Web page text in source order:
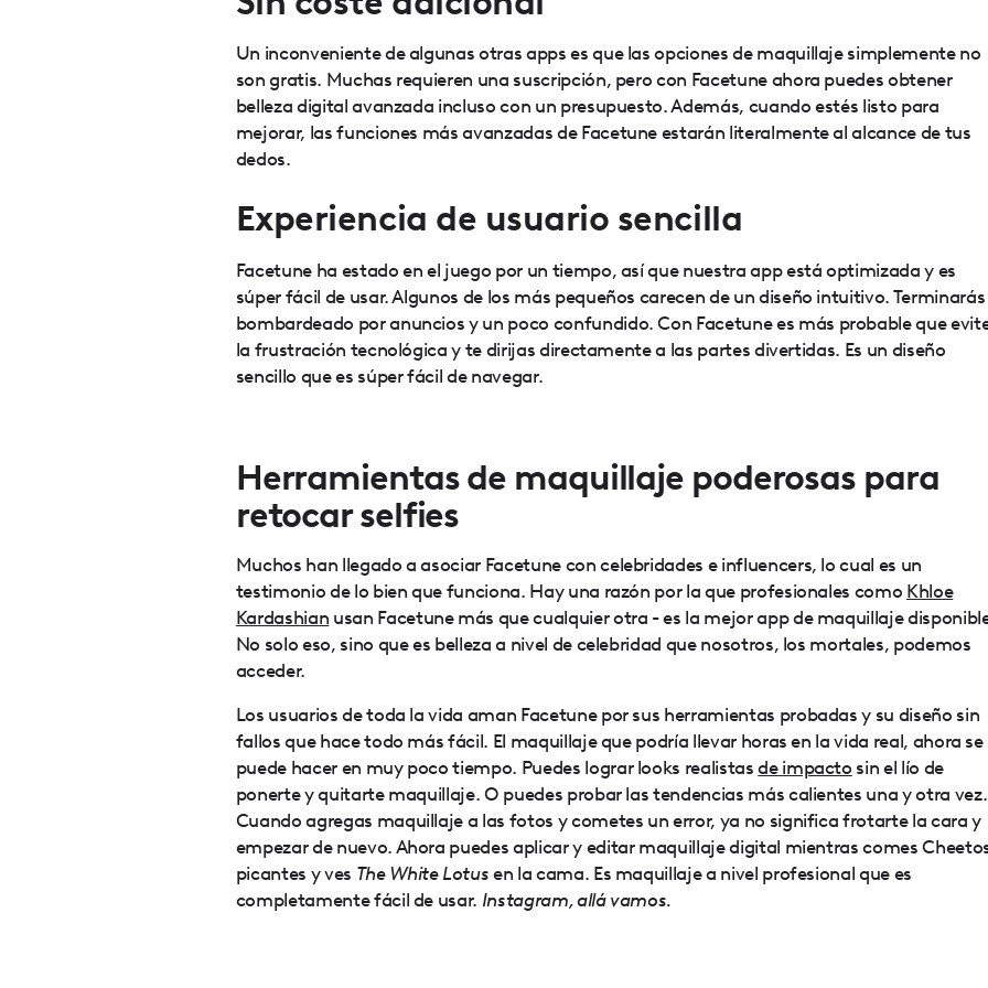
Un inconveniente de algunas otras apps es que las opciones de maquillaje simplemente no
son gratis. Muchas requieren una suscripción, pero con Facetune ahora puedes obtener
belleza digital avanzada incluso con un presupuesto. Además, cuando estés listo para
mejorar, las funciones más avanzadas de Facetune estarán literalmente al alcance de tus
dedos.
Experiencia de usuario sencilla
Facetune ha estado en el juego por un tiempo, así que nuestra app está optimizada y es
súper fácil de usar. Algunos de los más pequeños carecen de un diseño intuitivo. Terminarás
bombardeado por anuncios y un poco confundido. Con Facetune es más probable que
la frustración tecnológica y te dirijas directamente a las partes divertidas. Es un diseño
sencillo que es súper fácil de navegar.
Herramientas de maquillaje poderosas para
retocar selfies
Muchos han llegado a asociar Facetune con celebridades e influencers, lo cual es un
testimonio de lo bien que funciona. Hay una razón por la que profesionales como Khloe
Kardashian usan Facetune más que cualquier otra - es la mejor app de maquillaje
No solo eso, sino que es belleza a nivel de celebridad que nosotros, los mortales, podemos
acceder.
Los usuarios de toda la vida aman Facetune por sus herramientas probadas y su diseño sin
fallos que hace todo más fácil. El maquillaje que podría llevar horas en la vida real, ahora se
puede hacer en muy poco tiempo. Puedes lograr looks realistasde impacto sin el lío de
ponerte y quitarte maquillaje. O puedes probar las tendencias más calientes una y otra vez.
Cuando agregas maquillaje a las fotos y cometes un error, ya no significa frotarte la cara y
empezar de nuevo. Ahora puedes aplicar y editar maquillaje digital mientras comes
picantes y ves The White Lotusen la cama. Es maquillaje a nivel profesional que es
completamente fácil de usar. Instagram, allá vamos.